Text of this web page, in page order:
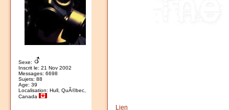
Sexe:
Inscrit le: 21 Nov 2002
Messages: 6698
Sujets: 88
Age: 39
Localisation: Hull, QuÃ©bec,
Canada
Lien